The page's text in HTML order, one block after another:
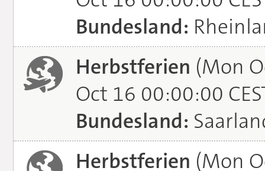
Bundesland:
Herbstferien (Mon
Oct 16 00:00:00
Bundesland:
Herbstferien (Mon